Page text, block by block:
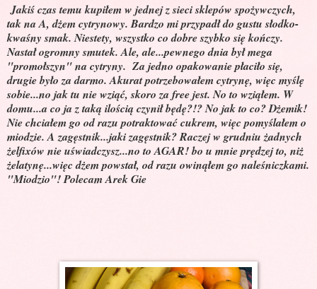
Jakiś czas temu kupiłem w jednej z sieci sklepów spożywczych,
tak na A, dżem cytrynowy. Bardzo mi przypadł do gustu słodko-
kwaśny smak. Niestety, wszystko co dobre szybko się kończy.
Nastał ogromny smutek. Ale, ale...pewnego dnia był mega
"promołszyn" na cytryny. Za jedno opakowanie płaciło się,
drugie było za darmo. Akurat potrzebowałem cytrynę, więc myślę
sobie...no jak tu nie wziąć, skoro za free jest. No to wziąłem. W
domu...a co ja z taką ilością czynił będę?!? No jak to co? Dżemik!
Nie chciałem go od razu potraktować cukrem, więc pomyślałem o
miodzie. A zagęstnik...jaki zagęstnik? Raczej w grudniu żadnych
żelfixów nie uświadczysz...no to AGAR! bo u mnie prędzej to, niż
żelatynę...więc dżem powstał, od razu owinąłem go naleśniczkami.
"Miodzio"! Polecam Arek Gie